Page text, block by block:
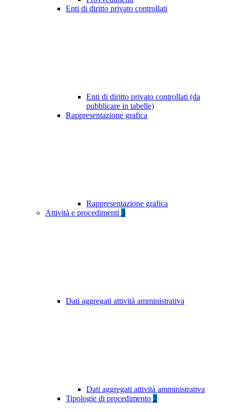
Enti di diritto privato controllati
Enti di diritto privato controllati (da
pubblicare in tabelle)
Rappresentazione grafica
Rappresentazione grafica
Attività e procedimenti 3
Dati aggregati attività amministrativa
Dati aggregati attività amministrativa
Tipologie di procedimento 2